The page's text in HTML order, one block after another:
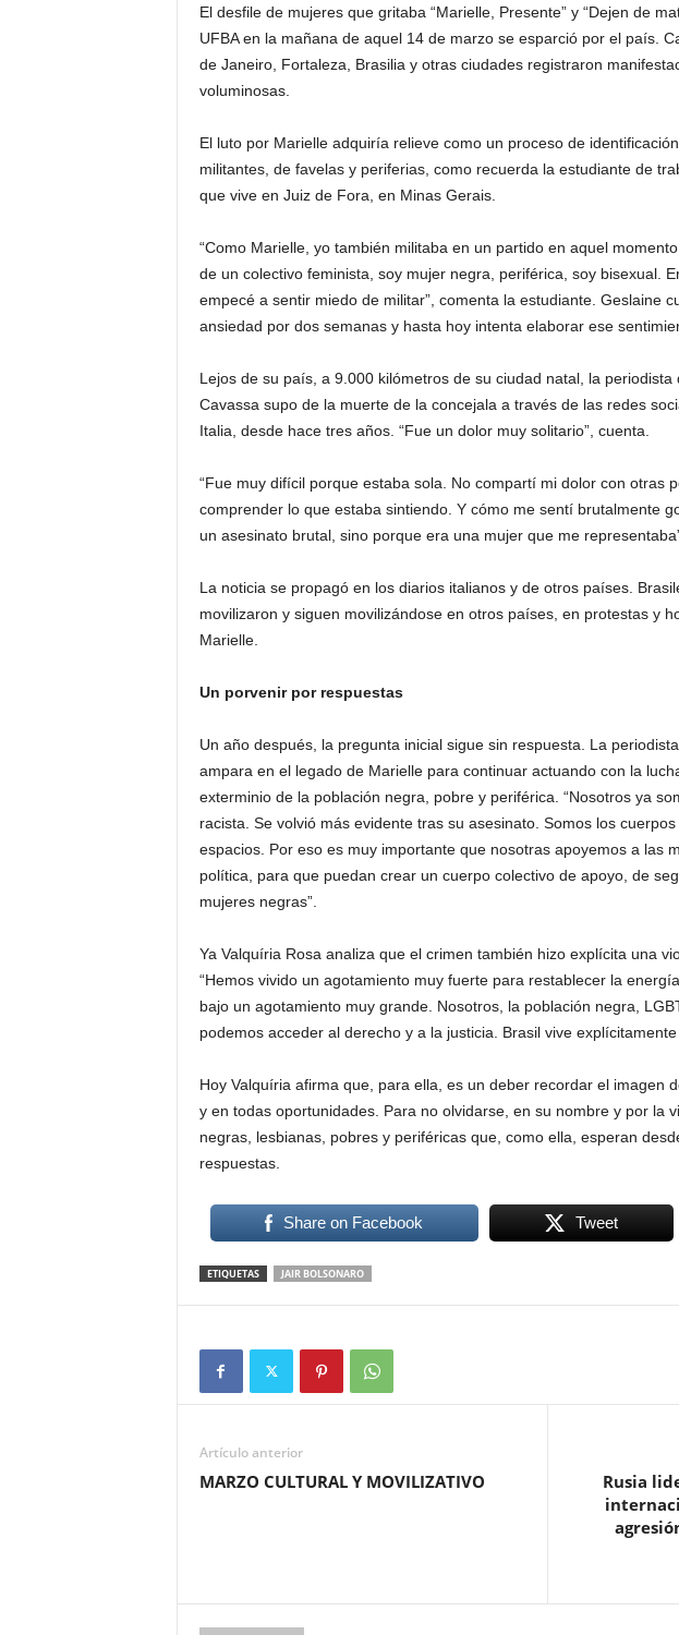
El desfile de mujeres que gritaba “Marielle, Presente” y “Dejen de
UFBA en la mañana de aquel 14 de marzo se esparció por el país.
de Janeiro, Fortaleza, Brasilia y otras ciudades registraron
voluminosas.
El luto por Marielle adquiría relieve como un proceso de
militantes, de favelas y periferias, como recuerda la estudiante de
que vive en Juiz de Fora, en Minas Gerais.
“Como Marielle, yo también militaba en un partido en aquel
de un colectivo feminista, soy mujer negra, periférica, soy bisexual.
empecé a sentir miedo de militar”, comenta la estudiante. Geslaine
ansiedad por dos semanas y hasta hoy intenta elaborar ese
Lejos de su país, a 9.000 kilómetros de su ciudad natal, la
Cavassa supo de la muerte de la concejala a través de las redes
Italia, desde hace tres años. “Fue un dolor muy solitario”, cuenta.
“Fue muy difícil porque estaba sola. No compartí mi dolor con otras
comprender lo que estaba sintiendo. Y cómo me sentí brutalmente
un asesinato brutal, sino porque era una mujer que me
La noticia se propagó en los diarios italianos y de otros países.
movilizaron y siguen movilizándose en otros países, en protestas y
Marielle.
Un porvenir por respuestas
Un año después, la pregunta inicial sigue sin respuesta. La
ampara en el legado de Marielle para continuar actuando con la
exterminio de la población negra, pobre y periférica. “Nosotros ya
racista. Se volvió más evidente tras su asesinato. Somos los
espacios. Por eso es muy importante que nosotras apoyemos a las
política, para que puedan crear un cuerpo colectivo de apoyo, de
mujeres negras”.
Ya Valquíria Rosa analiza que el crimen también hizo explícita una
“Hemos vivido un agotamiento muy fuerte para restablecer la
bajo un agotamiento muy grande. Nosotros, la población negra,
podemos acceder al derecho y a la justicia. Brasil vive
Hoy Valquíria afirma que, para ella, es un deber recordar el imagen
y en todas oportunidades. Para no olvidarse, en su nombre y por la
negras, lesbianas, pobres y periféricas que, como ella, esperan
respuestas.
Share on Facebook Tweet
ETIQUETAS JAIR BOLSONARO
Artículo anterior
MARZO CULTURAL Y MOVILIZATIVO
Rusia